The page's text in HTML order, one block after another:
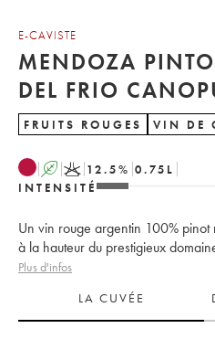
E-CAVISTE
MENDOZA PINTOM PINOT NOIR
DEL FRIO
FRUITS ROUGES VIN DE
A K 12.5% 0.75 L
INTENSITÉ
Un vin rouge argentin 100%
à la hauteur du prestigieux
Plus d'infos
LA CUVÉE